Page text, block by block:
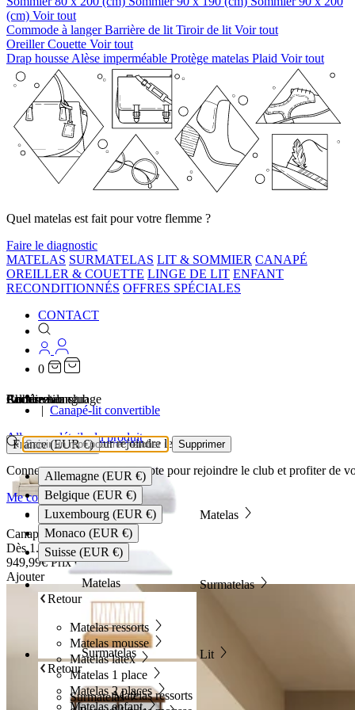
(cm) Voir tout
Commode à langerBarrière de lit Tiroir de lit Voir tout
OreillerCouette Voir tout
Drap housse Alèse imperméable Protège matelas Plaid Voir tout
Quel matelas est fait pour votre flemme ?
Faire le diagnostic
MATELAS SURMATELAS LIT & SOMMIER CANAPÉ
OREILLER & COUETTE LINGE DE LIT ENFANT
RECONDITIONNÉS OFFRES SPÉCIALES
CONTACT
0
Adhérez au club
Connectez-vous pour rejoindre le club
Connectez-vous a votre compte pour rejoindre le club et profiter de
Me connecter
Matelas
Retour
Matelas
Matelas ressorts
Matelas ressorts
Matelas mousse
Matelas latex
Matelas 1 place
Matelas 2 places
Matelas enfant
Surmatelas
Retour
Surmatelas
Surmatelas
Lit
Localizations
France (EUR €)
Allemagne (EUR €)
Belgique (EUR €)
Luxembourg (EUR €)
Monaco (EUR €)
Suisse (EUR €)
Choose a language
Rechercher
Supprimer
Panier…
Canapé-lit convertible
Aller aux détails du produit
Canapé lit convertible Ivy
Dès 1.049,99€Prix:
949,99€Prix Club
Ajouter